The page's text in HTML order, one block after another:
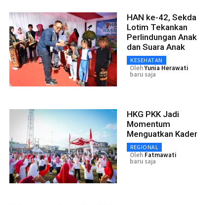
HAN ke-42, Sekda
Lotim Tekankan
Perlindungan Anak
dan Suara Anak
KESEHATAN
OlehYunia Herawati
baru saja
HKG PKK Jadi
Momentum
Menguatkan Kader
REGIONAL
Oleh Fatmawati
baru saja